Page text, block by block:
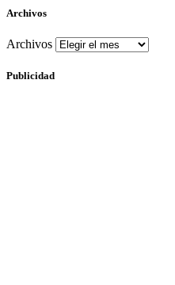
Archivos
Archivos
Publicidad